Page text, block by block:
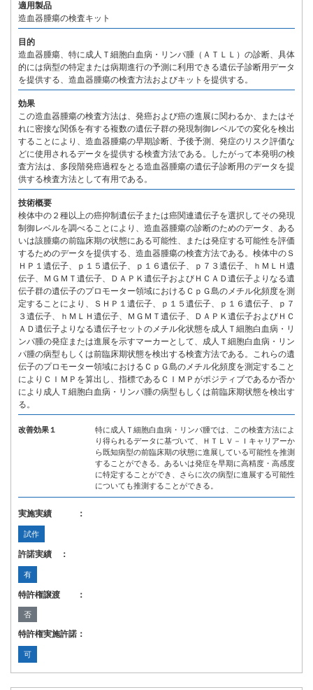
適用製品
造血器腫瘍の検査キット
目的
造血器腫瘍、特に成人Ｔ細胞白血病・リンパ腫（ＡＴＬＬ）の診断、具体
的には病型の特定または病期進行の予測に利用できる遺伝子診断用データ
を提供する、造血器腫瘍の検査方法およびキットを提供する。
効果
この造血器腫瘍の検査方法は、発癌および癌の進展に関わるか、またはそ
れに密接な関係を有する複数の遺伝子群の発現制御レベルでの変化を検出
することにより、造血器腫瘍の早期診断、予後予測、発症のリスク評価な
どに使用されるデータを提供する検査方法である。したがって本発明の検
査方法は、多段階発癌過程をとる造血器腫瘍の遺伝子診断用のデータを提
供する検査方法として有用である。
技術概要
検体中の２種以上の癌抑制遺伝子または癌関連遺伝子を選択してその発現
制御レベルを調べることにより、造血器腫瘍の診断のためのデータ、ある
いは該腫瘍の前臨床期の状態にある可能性、または発症する可能性を評価
するためのデータを提供する、造血器腫瘍の検査方法である。検体中のＳ
ＨＰ１遺伝子、ｐ１５遺伝子、ｐ１６遺伝子、ｐ７３遺伝子、ｈＭＬＨ遺
伝子、ＭＧＭＴ遺伝子、ＤＡＰＫ遺伝子およびＨＣＡＤ遺伝子よりなる遺
伝子群の遺伝子のプロモーター領域におけるＣｐＧ島のメチル化頻度を測
定することにより、ＳＨＰ１遺伝子、ｐ１５遺伝子、ｐ１６遺伝子、ｐ７
３遺伝子、ｈＭＬＨ遺伝子、ＭＧＭＴ遺伝子、ＤＡＰＫ遺伝子およびＨＣ
ＡＤ遺伝子よりなる遺伝子セットのメチル化状態を成人Ｔ細胞白血病・リ
ンパ腫の発症または進展を示すマーカーとして、成人Ｔ細胞白血病・リン
パ腫の病型もしくは前臨床期状態を検出する検査方法である。これらの遺
伝子のプロモーター領域におけるＣｐＧ島のメチル化頻度を測定すること
によりＣＩＭＰを算出し、指標であるＣＩＭＰがポジティブであるか否か
により成人Ｔ細胞白血病・リンパ腫の病型もしくは前臨床期状態を検出す
る。
改善効果１
特に成人Ｔ細胞白血病・リンパ腫では、この検査方法によ
り得られるデータに基づいて、ＨＴＬＶ－Ｉキャリアーか
ら既知病型の前臨床期の状態に進展している可能性を推測
することができる。あるいは発症を早期に高精度・高感度
に特定することができ、さらに次の病型に進展する可能性
についても推測することができる。
実施実績 ：
試作
許諾実績 ：
有
特許権譲渡 ：
否
特許権実施許諾：
可